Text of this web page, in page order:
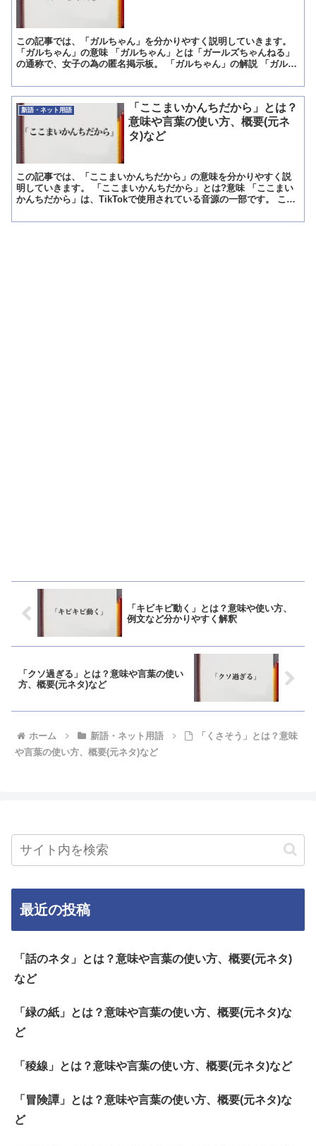
この記事では、「ガルちゃん」を分かりやすく説明していきます。
「ガルちゃん」の意味 「ガルちゃん」とは「ガールズちゃんねる」
の通称で、女子の為の匿名掲示板。 「ガルちゃん」の解説 「ガルち
新語・ネット用語
「ここまいかんちだから」とは？
意味や言葉の使い方、概要(元ネ
タ)など
この記事では、「ここまいかんちだから」の意味を分かりやすく説
明していきます。 「ここまいかんちだから」とは?意味 「ここまい
かんちだから」は、TikTokで使用されている音源の一部です。 この
「キビキビ動く」とは？意味や使い方、
例文など分かりやすく解釈
「クソ過ぎる」とは？意味や言葉の使い
方、概要(元ネタ)など
ホーム 新語・ネット用語
「くさそう」とは？意味
や言葉の使い方、概要(元ネタ)など
最近の投稿
「話のネタ」とは？意味や言葉の使い方、概要(元ネタ)
など
「緑の紙」とは？意味や言葉の使い方、概要(元ネタ)な
ど
「稜線」とは？意味や言葉の使い方、概要(元ネタ)など
「冒険譚」とは？意味や言葉の使い方、概要(元ネタ)な
ど